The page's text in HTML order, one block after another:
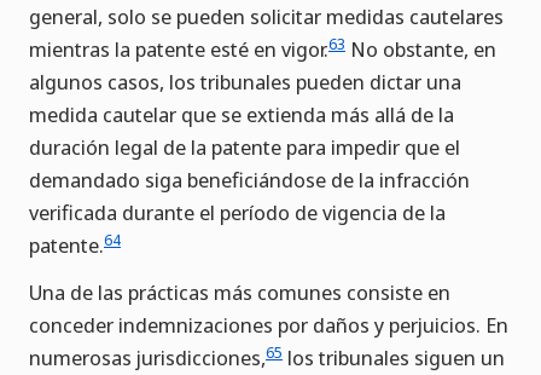
general, solo se pueden solicitar medidas cautelares
mientras la patente esté en vigor.63 No obstante, en
algunos casos, los tribunales pueden dictar una
medida cautelar que se extienda más allá de la
duración legal de la patente para impedir que el
demandado siga beneficiándose de la infracción
verificada durante el período de vigencia de la
patente.64
Una de las prácticas más comunes consiste en
conceder indemnizaciones por daños y perjuicios. En
numerosas jurisdicciones,65 los tribunales siguen un